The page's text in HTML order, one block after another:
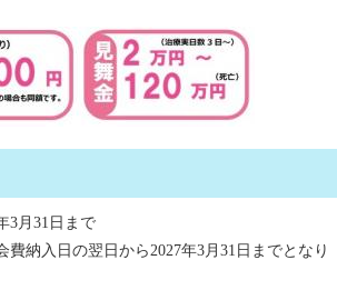
3月31日まで
納入日の翌日から2027年3月31日までとなり